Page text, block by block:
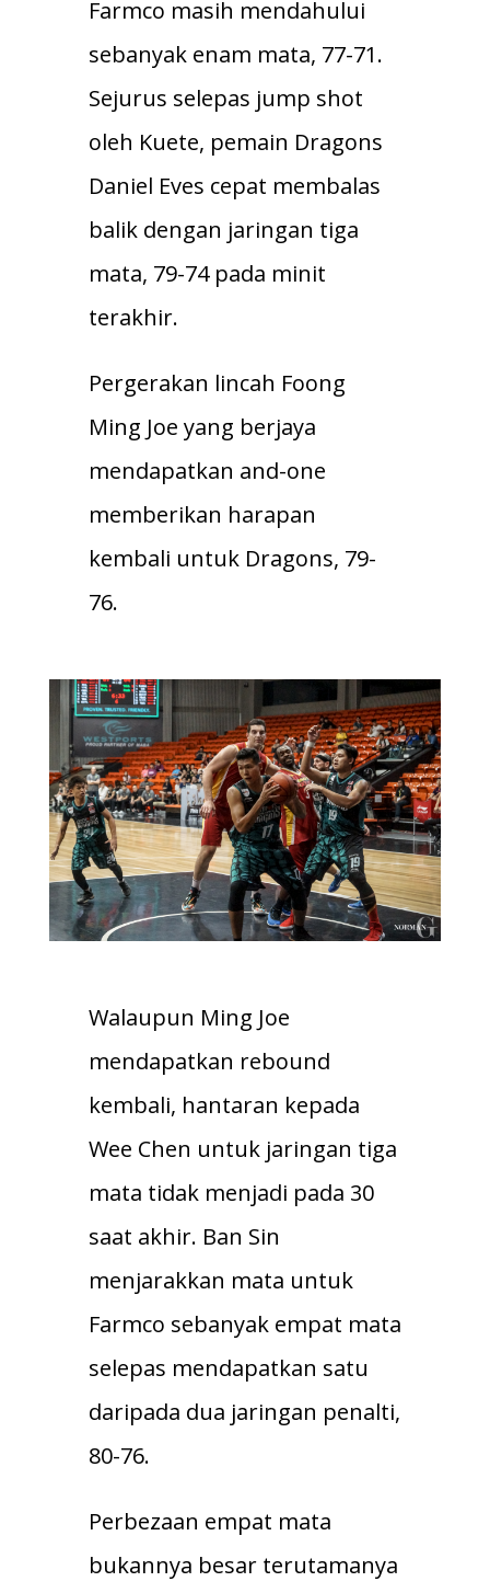
Farmco masih mendahului
sebanyak enam mata, 77-71.
Sejurus selepas jump shot
oleh Kuete, pemain Dragons
Daniel Eves cepat membalas
balik dengan jaringan tiga
mata, 79-74 pada minit
terakhir.
Pergerakan lincah Foong
Ming Joe yang berjaya
mendapatkan and-one
memberikan harapan
kembali untuk Dragons, 79-
76.
Walaupun Ming Joe
mendapatkan rebound
kembali, hantaran kepada
Wee Chen untuk jaringan tiga
mata tidak menjadi pada 30
saat akhir. Ban Sin
menjarakkan mata untuk
Farmco sebanyak empat mata
selepas mendapatkan satu
daripada dua jaringan penalti,
80-76.
Perbezaan empat mata
bukannya besar terutamanya